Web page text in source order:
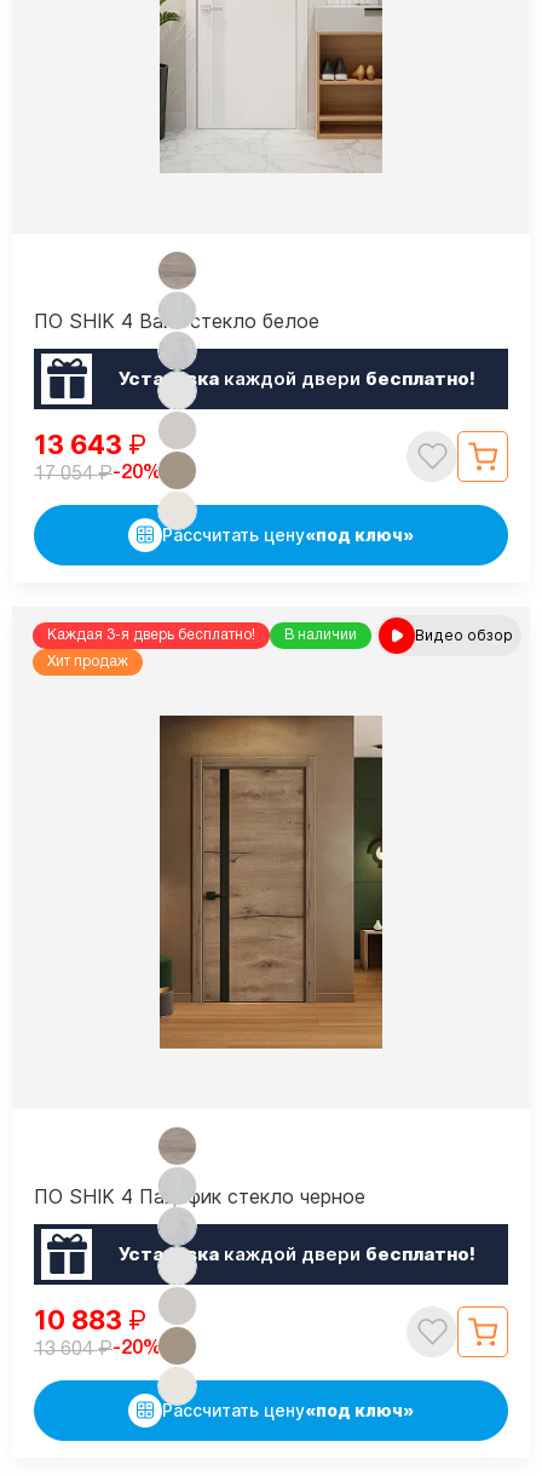
ПО SHIK 4 Вайт стекло белое
Установкакаждой двери бесплатно!
13 643 ₽
17 054₽-20%
Рассчитать цену«под ключ»
Каждая 3-я дверь бесплатно!
В наличии
Хит продаж
Видео обзор
ПО SHIK 4 Пацифик стекло черное
Установкакаждой двери бесплатно!
10 883 ₽
13 604₽-20%
Рассчитать цену«под ключ»